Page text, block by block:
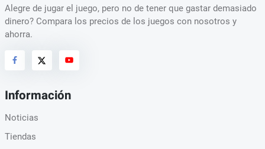
Alegre de jugar el juego, pero no de tener que gastar demasiado
dinero? Compara los precios de los juegos con nosotros y
ahorra.
Información
Noticias
Tiendas